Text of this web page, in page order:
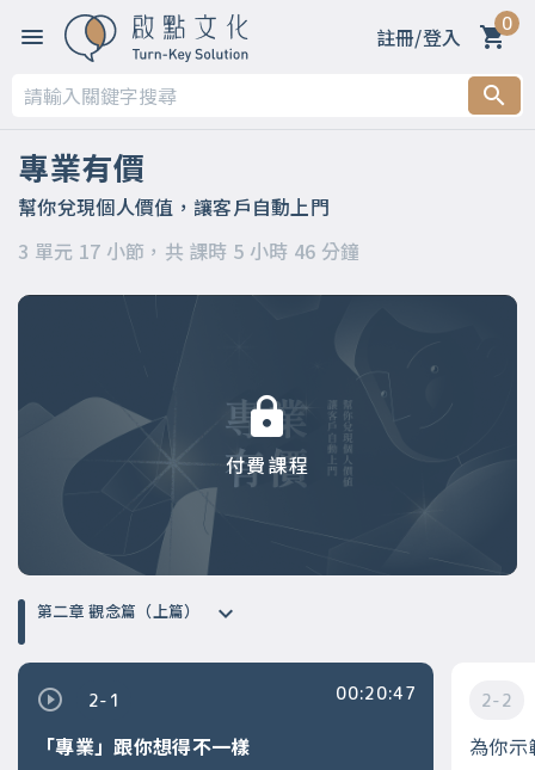
註冊/登入 0
專業有價
幫你兌現個人價值，讓客戶自動上門
3 單元 17 小節，共 課時 5 小時 46 分鐘
付費課程
第一章 開篇：建立自己的事業，讓客戶自動上門的秘密
第二章 觀念篇（上篇）
第三章 實作篇（下篇）
第二章 觀念篇（上篇）
2-1
「專業」跟你想得不一樣
00:20:47 2-2
為你示